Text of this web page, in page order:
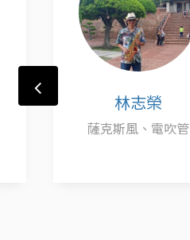
林志榮
薩克斯風、電吹管